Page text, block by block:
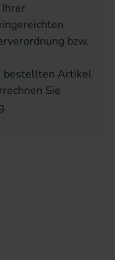
bzw.
bestellten Artikel
Sie